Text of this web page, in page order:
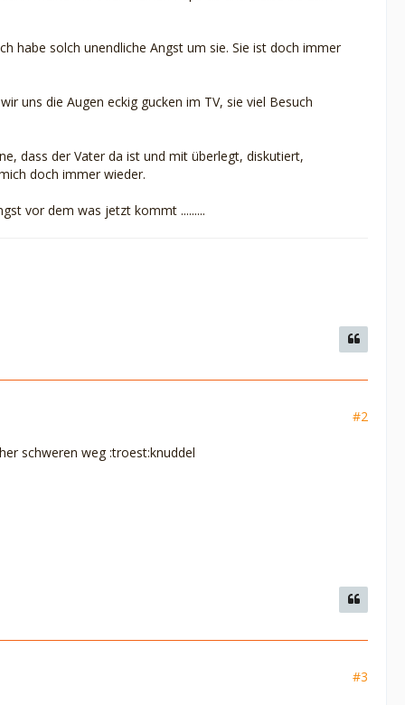
habe solch unendliche Angst um sie. Sie ist doch immer
uns die Augen eckig gucken im TV, sie viel Besuch
dass der Vater da ist und mit überlegt, diskutiert,
doch immer wieder.
vor dem was jetzt kommt .........
#2
schweren weg :troest:knuddel
#3